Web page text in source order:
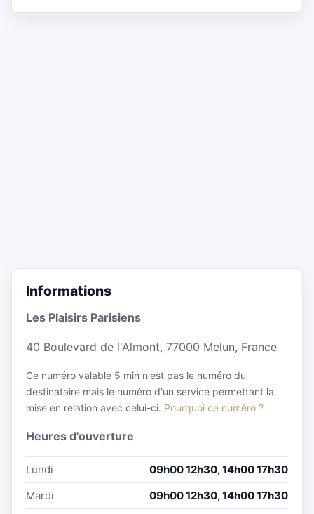
Informations
Les Plaisirs Parisiens
40 Boulevard de l'Almont, 77000 Melun, France
Ce numéro valable 5 min n'est pas le numéro du
destinataire mais le numéro d'un service permettant la
mise en relation avec celui-ci. Pourquoi ce numéro ?
Heures d'ouverture
Lundi
09h00 12h30, 14h00 17h30
Mardi
09h00 12h30, 14h00 17h30